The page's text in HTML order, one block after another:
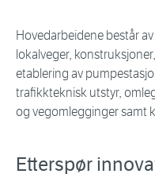
Hovedarbeidene består
lokalveger,
etablering av
trafikkteknisk utstyr,
og vegomlegginger samt
Etterspør